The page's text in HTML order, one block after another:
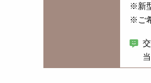
※新
※ご